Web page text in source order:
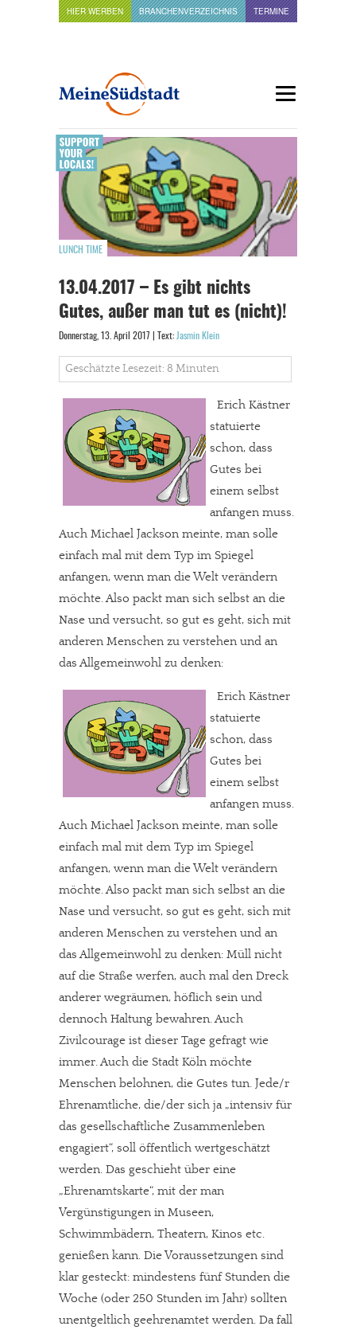
HIER WERBEN BRANCHENVERZEICHNIS TERMINE
LUNCH TIME
13.04.2017 – Es gibt nichts
Gutes, außer man tut es (nicht)!
Donnerstag, 13. April 2017 | Text: Jasmin Klein
Geschätzte Lesezeit: 8 Minuten
Erich Kästner
statuierte
schon, dass
Gutes bei
einem selbst
anfangen muss.
Auch Michael Jackson meinte, man solle
einfach mal mit dem Typ im Spiegel
anfangen, wenn man die Welt verändern
möchte. Also packt man sich selbst an die
Nase und versucht, so gut es geht, sich mit
anderen Menschen zu verstehen und an
das Allgemeinwohl zu denken:
Erich Kästner
statuierte
schon, dass
Gutes bei
einem selbst
anfangen muss.
Auch Michael Jackson meinte, man solle
einfach mal mit dem Typ im Spiegel
anfangen, wenn man die Welt verändern
möchte. Also packt man sich selbst an die
Nase und versucht, so gut es geht, sich mit
anderen Menschen zu verstehen und an
das Allgemeinwohl zu denken: Müll nicht
auf die Straße werfen, auch mal den Dreck
anderer wegräumen, höflich sein und
dennoch Haltung bewahren. Auch
Zivilcourage ist dieser Tage gefragt wie
immer. Auch die Stadt Köln möchte
Menschen belohnen, die Gutes tun. Jede/r
Ehrenamtliche, die/der sich ja „intensiv für
das gesellschaftliche Zusammenleben
engagiert“, soll öffentlich wertgeschätzt
werden. Das geschieht über eine
„Ehrenamtskarte“, mit der man
Vergünstigungen in Museen,
Schwimmbädern, Theatern, Kinos etc.
genießen kann. Die Voraussetzungen sind
klar gesteckt: mindestens fünf Stunden die
Woche (oder 250 Stunden im Jahr) sollten
unentgeltlich geehrenamtet werden. Da fall